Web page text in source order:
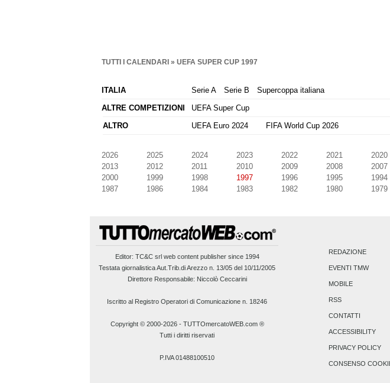
TUTTI I CALENDARI » UEFA SUPER CUP 1997
ITALIA Serie A Serie B
Supercoppa italiana
ALTRE COMPETIZIONI
UEFA Super Cup
ALTRO
UEFA Euro 2024 FIFA World Cup 2026
2026 2025 2024 2023 2022 2021 2020
2013
2012 2011 2010 2009 2008 2007
2000
1999 1998 1997 1996 1995 1994
1987
1986 1984 1983 1982 1980 1979
Editor: TC&C srlweb content publisher since 1994
Testata giornalistica Aut.Trib.di Arezzo n. 13/05 del 10/11/2005
Direttore Responsabile: Niccolò Ceccarini
Iscritto al Registro Operatori di Comunicazione n. 18246
Copyright © 2000-2026- TUTTOmercatoWEB.com ®
Tutti i diritti riservati
P.IVA 01488100510
REDAZIONE
EVENTI TMW
MOBILE
RSS
CONTATTI
ACCESSIBILITY
PRIVACY POLICY
CONSENSO